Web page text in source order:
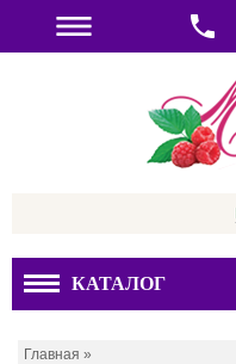
КАТАЛОГ
Главная »